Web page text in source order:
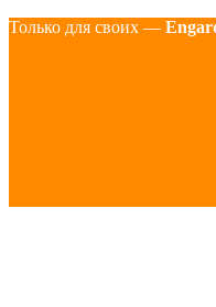
Только для своих —